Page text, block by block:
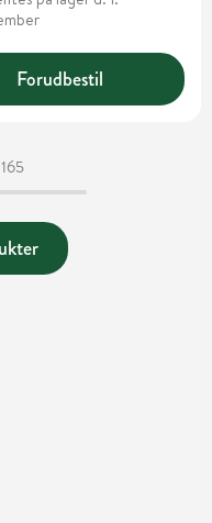
Forudbestil